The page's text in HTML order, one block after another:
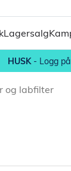
Lagersalg
HUSK- Logg på
og labfilter